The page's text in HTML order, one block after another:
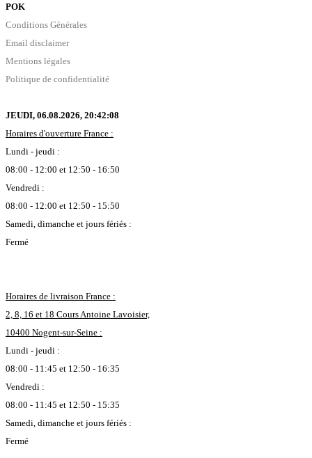
POK
Conditions Générales
Email disclaimer
Mentions légales
Politique de confidentialité
JEUDI, 06.08.2026, 20:42:09
Horaires d'ouverture France :
Lundi - jeudi :
08:00 - 12:00 et 12:50 - 16:50
Vendredi :
08:00 - 12:00 et 12:50 - 15:50
Samedi, dimanche et jours fériés :
Fermé
Horaires de livraison France :
2, 8, 16 et 18 Cours Antoine Lavoisier,
10400 Nogent-sur-Seine :
Lundi - jeudi :
08:00 - 11:45 et 12:50 - 16:35
Vendredi :
08:00 - 11:45 et 12:50 - 15:35
Samedi, dimanche et jours fériés :
Fermé